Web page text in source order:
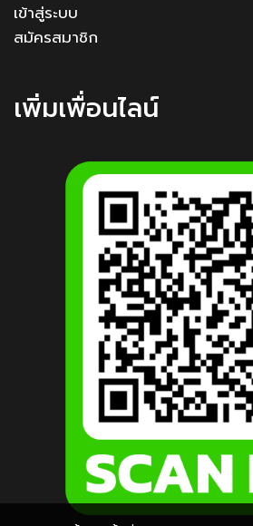
เข้าสู่ระบบ
สมัครสมาชิก
เพิ่มเพื่อนไลน์